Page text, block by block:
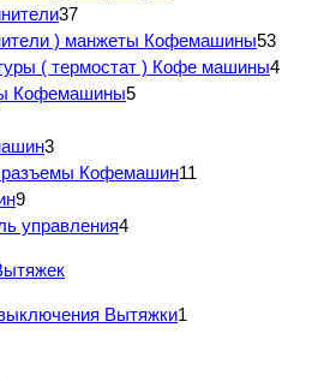
37
) манжеты Кофемашины53
( термостат ) Кофе машины4
Кофемашины5
3
разъемы Кофемашин11
9
управления4
Вытяжки1